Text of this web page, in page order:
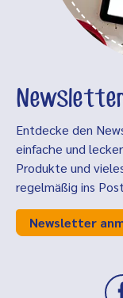
Entdecke den
einfache und
Produkte und
regelmäßig ins
Newsletter